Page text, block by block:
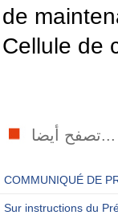
de
Cellule de
تصفح أيضا...
COMMUNIQUÉ DE
Sur instructions du